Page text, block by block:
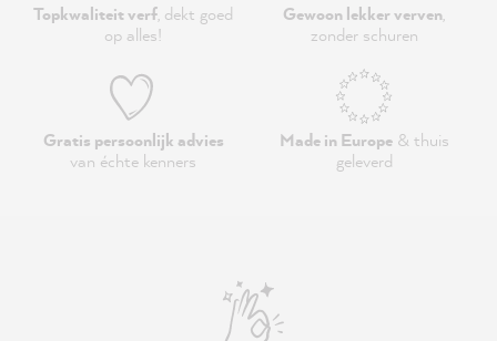
Topkwaliteit verf, dekt goed
op alles!
Gewoon lekker verven,
zonder schuren
Gratis persoonlijk advies
van échte kenners
Made in Europe& thuis
geleverd